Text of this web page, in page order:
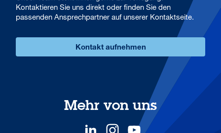
Kontaktieren Sie uns direkt oder finden Sie den
passenden Ansprechpartner auf unserer Kontaktseite.
Kontakt aufnehmen
Mehr von uns